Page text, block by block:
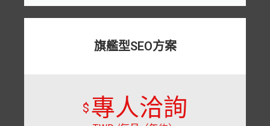
旗艦型SEO方案
$ 專人洽詢